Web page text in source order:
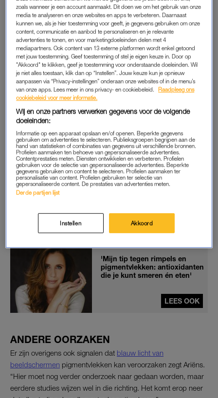
“Er hoeft niet direct iets aan de hand te zijn, maar er snel bij
zijn in zo’n geval kan nooit kwaad.” Het kán namelijk het
voorstadium zijn van huidkanker.
UV-STRALING
Maar even terug. Wat zijn pigmentvlekjes eigenlijk? Pigment is
een kleurstof die zorgt voor de kleur van de huid, het haar en
de iris van het oog. Het pigment beschermt de huid tegen de
uv-stralingdie in zonlicht zit.
“De vlekjes worden veroorzaakt door overactieve
pigmentcellen. Mensen met die vlekjes hebben daar vaak al
een aanleg voor en er is niks ernstigs aan. Maar leefstijl speelt
ook een grote rol bij het krijgen van pigmentvlekken. Als je veel
in de zon zit, worden de cellen sowieso geprikkeld en kun je
'Mijn tip tegen rimpels en
pigmentvlekken: antioxidanten
die je kunt smeren én eten'
LEES OOK
ANDERE OORZAKEN
Er zijn overigens ook signalen dat blauw licht van
beeldschermen pigmentvlekken kan veroorzaken zegt Ariëns.
“Hier moet nog verder onderzoek naar gedaan worden, maar
eerdere studies wijzen wel in die richting. Het komt erop neer
zoals wanneer je een account aanmaakt. Dit doen we om het gebruik van onze
media te analyseren en onze websites en apps te verbeteren. Daarnaast
kunnen we, als je hier toestemming voor geeft, je gegevens gebruiken om onze
content, communicatie en aanbod te personaliseren en je relevante
advertenties te tonen, en voor marketingdoeleinden delen met 4
mediapartners. Ook content van 13 externe platformen wordt enkel getoond
met jouw toestemming. Geef toestemming of stel je eigen keuze in. Door op
"Akkoord" te klikken, geef je toestemming voor onderstaande doeleinden. Wil
je niet alles toestaan, klik dan op “Instellen”. Jouw keuze kun je opnieuw
aanpassen via “Privacy-instellingen” onderaan onze websites of in de menu’s
van onze apps. Lees meer in ons privacy- en cookiebeleid.
Raadpleeg ons
cookiebeleid voor meer informatie.
Wij en onze partners verwerken gegevens voor de volgende
doeleinden:
Informatie op een apparaat opslaan en/of openen. Beperkte gegevens
gebruiken om advertenties te selecteren. Publieksgroepen begrijpen aan de
hand van statistieken of combinaties van gegevens uit verschillende bronnen.
Profielen aanmaken ten behoeve van gepersonaliseerde advertenties.
Contentprestaties meten. Diensten ontwikkelen en verbeteren. Profielen
gebruiken voor de selectie van gepersonaliseerde advertenties. Beperkte
gegevens gebruiken om content te selecteren. Profielen aanmaken ter
personalisatie van content. Profielen gebruiken ter selectie van
gepersonaliseerde content. De prestaties van advertenties meten.
Derde partijen lijst
Instellen Akkoord